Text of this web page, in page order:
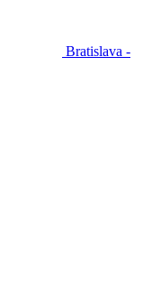
Bratislava -